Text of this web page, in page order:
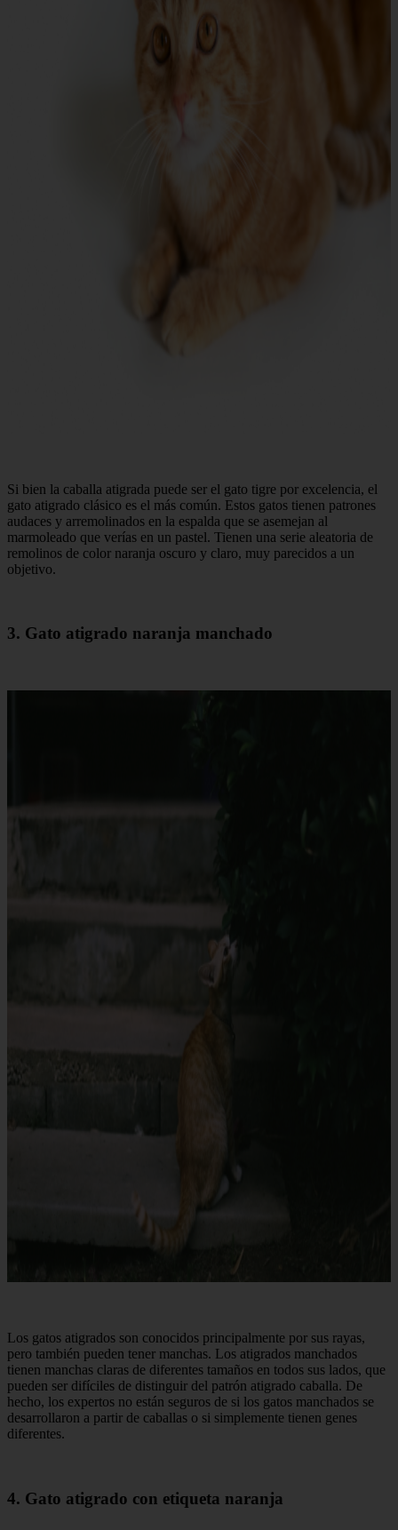
Si bien la caballa atigrada puede ser el gato tigre por excelencia, el
gato atigrado clásico es el más común. Estos gatos tienen patrones
audaces y arremolinados en la espalda que se asemejan al
marmoleado que verías en un pastel. Tienen una serie aleatoria de
remolinos de color naranja oscuro y claro, muy parecidos a un
objetivo.
3. Gato atigrado naranja manchado
Los gatos atigrados son conocidos principalmente por sus rayas,
pero también pueden tener manchas. Los atigrados manchados
tienen manchas claras de diferentes tamaños en todos sus lados, que
pueden ser difíciles de distinguir del patrón atigrado caballa. De
hecho, los expertos no están seguros de si los gatos manchados se
desarrollaron a partir de caballas o si simplemente tienen genes
diferentes.
4. Gato atigrado con etiqueta naranja